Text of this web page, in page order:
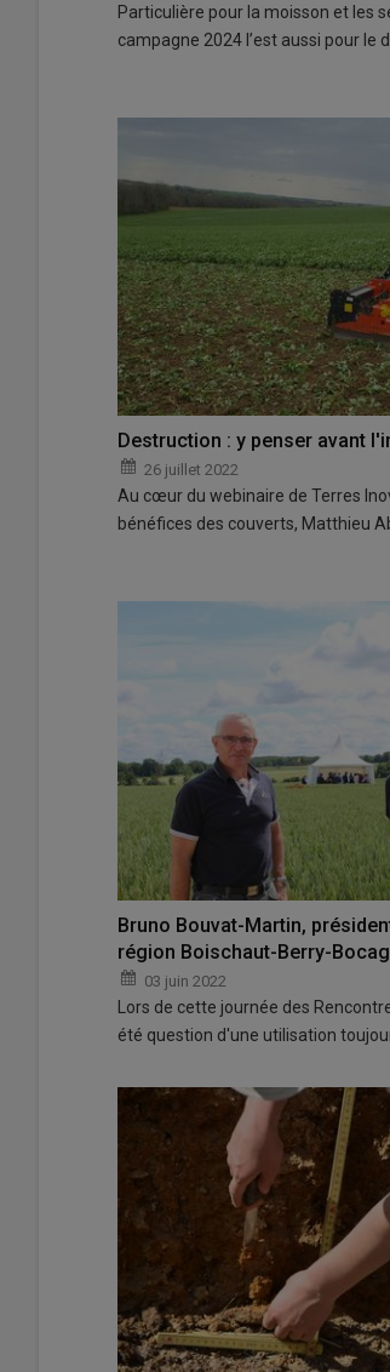
Particulière pour la moisson et les
campagne 2024 l’est aussi pour le
Destruction : y penser avant
26 juillet 2022
Au cœur du webinaire de Terres
bénéfices des couverts, Matthieu
Bruno Bouvat-Martin,
région Boischaut-Berry-
03 juin 2022
Lors de cette journée des
été question d'une utilisation